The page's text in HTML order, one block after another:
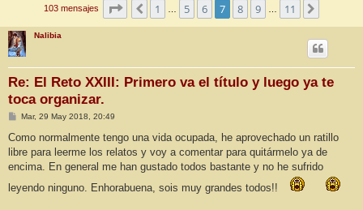
103 mensajes Página7 de 11
Anterior
1 5 6 7 8 9 11
Nalibia
Re: El Reto XXIII: Primero va el título y luego ya te
toca organizar.
M
n
a
j
Mar, 29 May 2018, 20:49
Como normalmente tengo una vida ocupada, he aprovechado un ratillo
libre para leerme los relatos y voy a comentar para quitármelo ya de
encima. En general me han gustado todos bastante y no he sufrido
leyendo ninguno. Enhorabuena, sois muy grandes todos!!